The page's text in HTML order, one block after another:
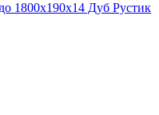
1800х190х14 Дуб Рустик